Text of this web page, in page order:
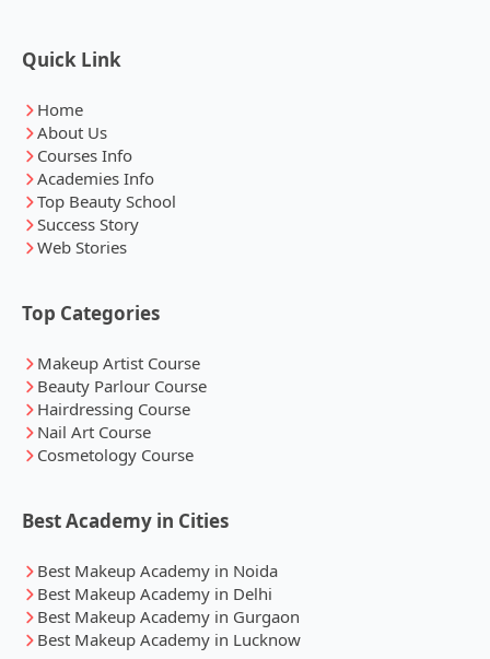
Quick Link
Home
About Us
Courses Info
Academies Info
Top Beauty School
Success Story
Web Stories
Top Categories
Makeup Artist Course
Beauty Parlour Course
Hairdressing Course
Nail Art Course
Cosmetology Course
Best Academy in Cities
Best Makeup Academy in Noida
Best Makeup Academy in Delhi
Best Makeup Academy in Gurgaon
Best Makeup Academy in Lucknow